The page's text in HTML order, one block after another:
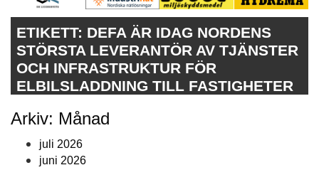
ANNONSERA
ETIKETT: DEFA ÄR IDAG NORDENS
STÖRSTA LEVERANTÖR AV TJÄNSTER
OCH INFRASTRUKTUR FÖR
ELBILSLADDNING TILL FASTIGHETER
Arkiv: Månad
juli 2026
juni 2026